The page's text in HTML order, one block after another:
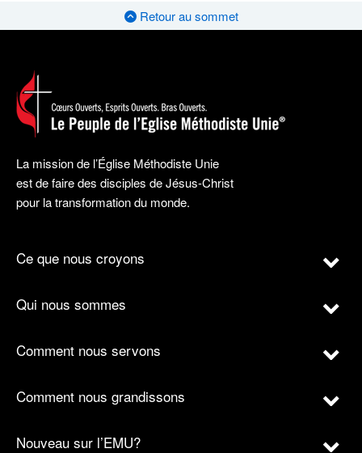
Retour au sommet
La mission de l’Église Méthodiste Unie
est de faire des disciples de Jésus-Christ
pour la transformation du monde.
Ce que nous croyons
Qui nous sommes
Comment nous servons
Comment nous grandissons
Nouveau sur l’EMU?